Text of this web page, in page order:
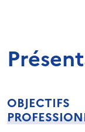
OBJECTIFS